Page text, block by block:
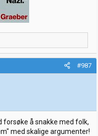
#987
forsøke å snakke med folk,
med skalige argumenter!